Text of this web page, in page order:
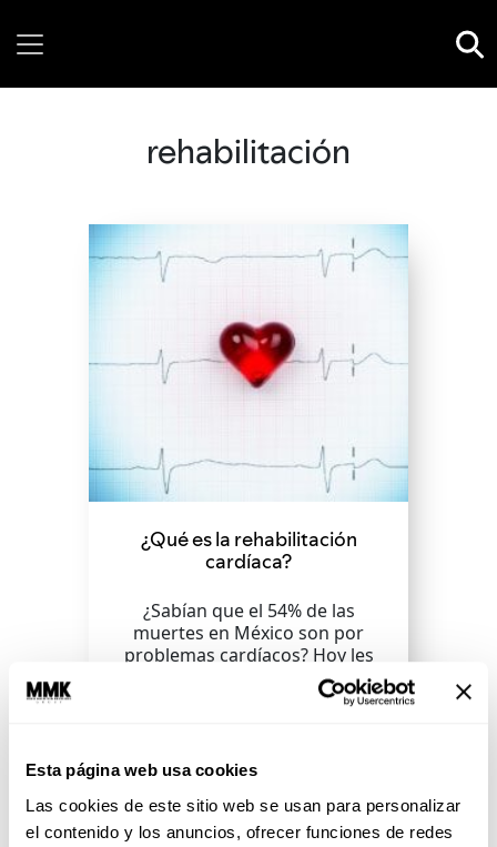
Esta página web usa cookies
Las cookies de este sitio web se usan para personalizar
el contenido y los anuncios, ofrecer funciones de redes
rehabilitación
¿Qué es la rehabilitación
cardíaca?
¿Sabían que el 54% de las
muertes en México son por
problemas cardíacos? Hoy les
vamos a decir cómo rehabilitar...